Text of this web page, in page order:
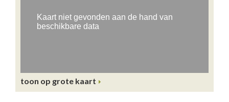
toon op grote kaart